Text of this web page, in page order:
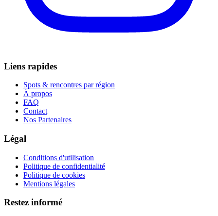
Liens rapides
Spots & rencontres par région
À propos
FAQ
Contact
Nos Partenaires
Légal
Conditions d'utilisation
Politique de confidentialité
Politique de cookies
Mentions légales
Restez informé